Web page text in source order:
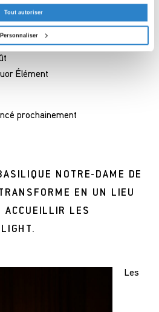
Google
Tout autoriser
Personnaliser
Élément
prochainement
NOTRE-DAME DE
EN UN LIEU
ACCUEILLIR LES
Les